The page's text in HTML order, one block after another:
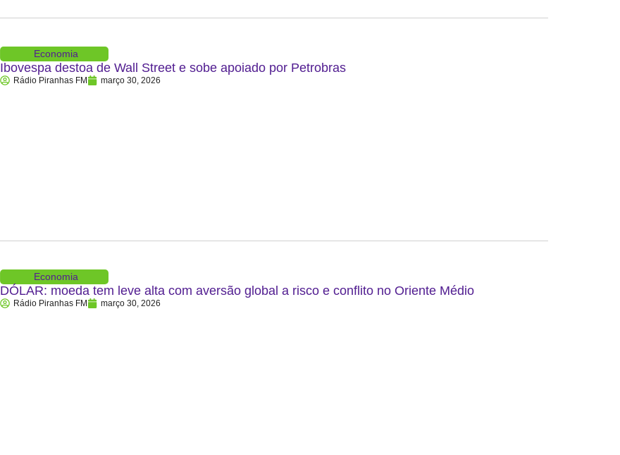
Economia
Ibovespa destoa de Wall Street e sobe apoiado por Petrobras
Rádio Piranhas FM março 30, 2026
Economia
DÓLAR: moeda tem leve alta com aversão global a risco e conflito no Oriente Médio
Rádio Piranhas FM março 30, 2026